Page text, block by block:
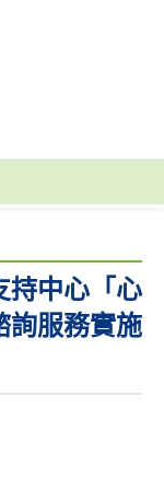
持中心「心
詢服務實施